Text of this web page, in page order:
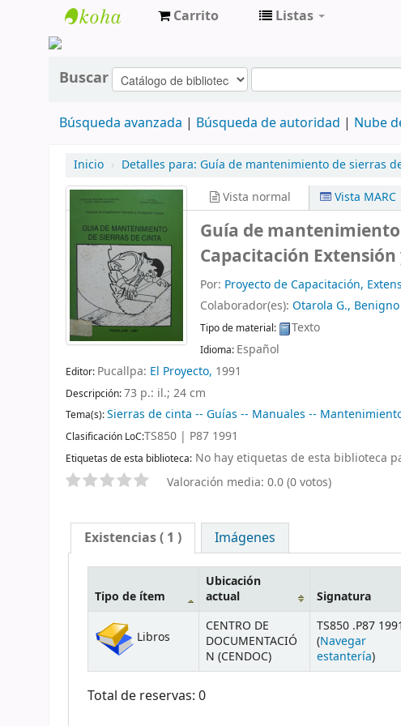
Carrito Listas
Buscar
Búsqueda avanzada Búsqueda de autoridad Nube
Inicio › Detalles para: Guía de mantenimiento de sierras
Vista normal
Vista MARC
Guía de
Capacitación
Por: Proyecto de Capacitación,
Colaborador(es): Otarola G., Benigno
Tipo de material: Texto
Idioma: Español
Editor: Pucallpa: El Proyecto, 1991
Descripción:73 p.: il.; 24 cm
Tema(s):Sierras de cinta -- Guías -- Manuales --
Clasificación LoC:TS850 | P87 1991
Etiquetas de esta biblioteca: No hay etiquetas de esta biblioteca
Valoración media: 0.0 (0 votos)
Existencias( 1 ) Imágenes
Tipo de ítem
Ubicación
actual
Signatura
Libros
CENTRO DE
DOCUMENTACIÓ
N (CENDOC)
TS850 .P87 1991
(Navegar
estantería)
Total de reservas: 0